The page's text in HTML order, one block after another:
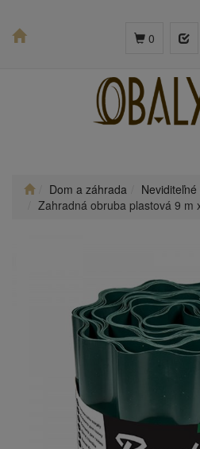
0
Dom a záhrada
Zahradná obruba plastová 9 m